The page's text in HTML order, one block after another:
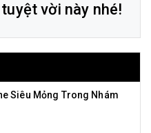
vời này nhé!
Siêu Mỏng Trong Nhám